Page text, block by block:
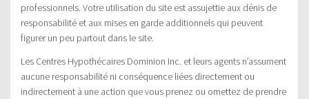
professionnels. Votre utilisation du site est assujettie aux dénis de
responsabilité et aux mises en garde additionnels qui peuvent
figurer un peu partout dans le site.
Les Centres Hypothécaires Dominion Inc. et leurs agents n’assument
aucune responsabilité ni conséquence liées directement ou
indirectement à une action que vous prenez ou omettez de prendre